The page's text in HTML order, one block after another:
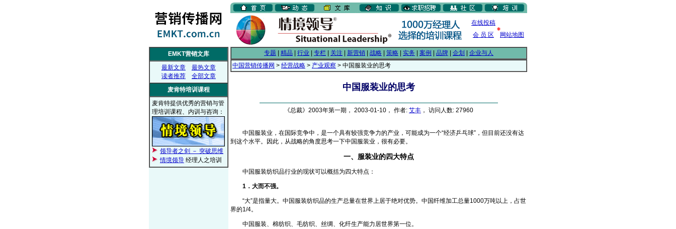
在线投稿
会 员 区
网站地图
EMKT营销文库
最新文章
最热文章
读者推荐
全部文章
麦肯特培训课程
麦肯特提供优秀的营销与管
理培训课程、内训与咨询：
领导者之剑 － 突破思维
情境领导 经理人之培训
专题 精品 行业 专栏 关注 新营销 战略 策略 实务 案例 品牌 企划
企业与人
中国营销传播网 > 经营战略 > 产业观察 > 中国服装业的思考
中国服装业的思考
《总裁》2003年第一期， 2003-01-10， 作者: 艾丰 ， 访问人数: 27960
中国服装业，在国际竞争中，是一个具有较强竞争力的产业，可能成为一个“经济乒乓球”，但目前还没有达
到这个水平。因此，从战略的角度思考一下中国服装业，很有必要。
一、服装业的四大特点
中国服装纺织品行业的现状可以概括为四大特点：
1．大而不强。
“大”是指量大。中国服装纺织品的生产总量在世界上居于绝对优势。中国纤维加工总量1000万吨以上，占世
界的1/4。
中国服装、棉纺织、毛纺织、丝绸、化纤生产能力居世界第一位。